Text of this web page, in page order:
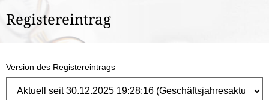
hier:
Registereintrag
Version des Registereintrags